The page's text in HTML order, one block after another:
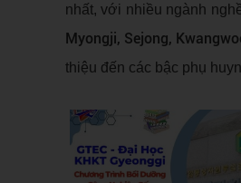
nhất, với nhiều ngành
Myongji, Sejong,
thiệu đến các bậc phụ